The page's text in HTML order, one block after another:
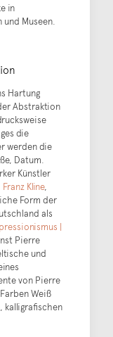
in
Museen.
Hartung
Abstraktion
die
werden die
Datum.
Künstler
Franz Kline,
Form der
als
|
Pierre
und
von Pierre
Weiß
kalligrafischen